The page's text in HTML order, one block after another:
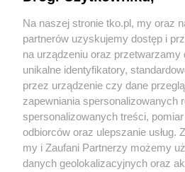
Pokaż więcej
Na naszej stronie tko.pl, my oraz
partnerów uzyskujemy dostęp i
na urządzeniu oraz przetwarzamy
unikalne identyfikatory,
przez urządzenie czy dane
zapewniania spersonalizowanych
spersonalizowanych treści,
odbiorców oraz ulepszanie usług.
my i Zaufani Partnerzy możemy
danych geolokalizacyjnych oraz